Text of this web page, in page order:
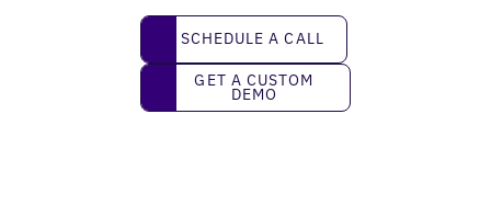
Schedule a call
SCHEDULE A CALL
Get a custom demo
GET A CUSTOM
DEMO